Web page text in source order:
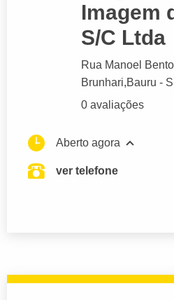
Imagem
S/C Ltda
Rua Manoel
Brunhari,Bauru -
0 avaliações
Aberto agora
ver telefone